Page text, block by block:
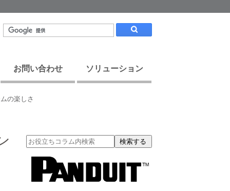
お問い合わせ ソリューション
の楽しさ
検索する